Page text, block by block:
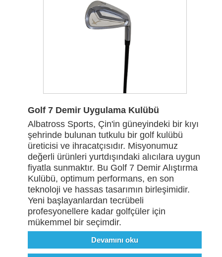
Golf 7 Demir Uygulama Kulübü
Albatross Sports, Çin'in güneyindeki bir kıyı
şehrinde bulunan tutkulu bir golf kulübü
üreticisi ve ihracatçısıdır. Misyonumuz
değerli ürünleri yurtdışındaki alıcılara uygun
fiyatla sunmaktır. Bu Golf 7 Demir Alıştırma
Kulübü, optimum performans, en son
teknoloji ve hassas tasarımın birleşimidir.
Yeni başlayanlardan tecrübeli
profesyonellere kadar golfçüler için
mükemmel bir seçimdir.
Devamını oku